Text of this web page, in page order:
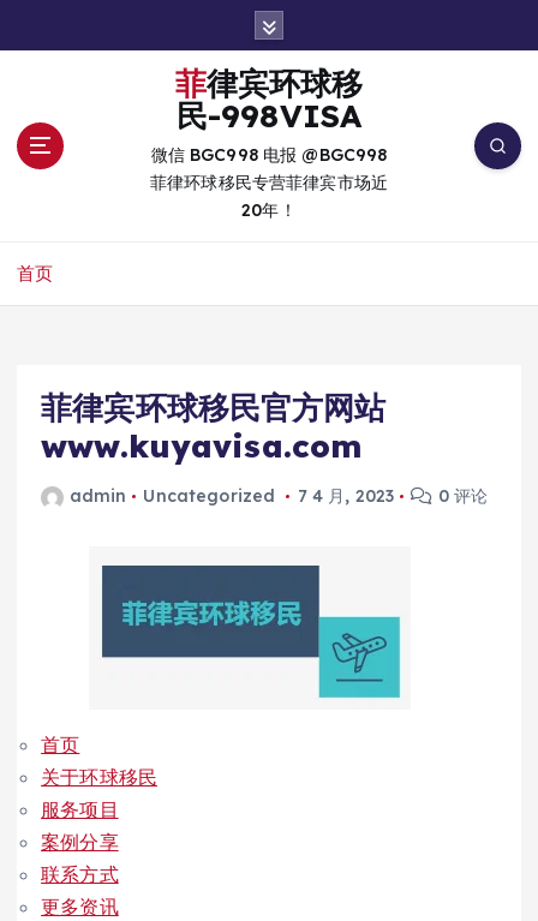
菲律宾环球移
民-998VISA
微信 BGC998 电报 @BGC998
菲律环球移民专营菲律宾市场近
20年！
首页
菲律宾环球移民官方网站
www.kuyavisa.com
admin Uncategorized 7 4 月, 2023 0 评论
首页
关于环球移民
服务项目
案例分享
联系方式
更多资讯